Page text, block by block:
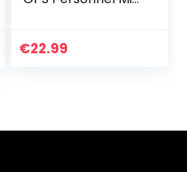
Voiture de véhicule
€22.99